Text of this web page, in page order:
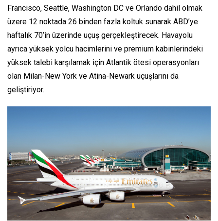
Francisco, Seattle, Washington DC ve Orlando dahil olmak
üzere 12 noktada 26 binden fazla koltuk sunarak ABD’ye
haftalık 70’in üzerinde uçuş gerçekleştirecek. Havayolu
ayrıca yüksek yolcu hacimlerini ve premium kabinlerindeki
yüksek talebi karşılamak için Atlantik ötesi operasyonları
olan Milan-New York ve Atina-Newark uçuşlarını da
geliştiriyor.